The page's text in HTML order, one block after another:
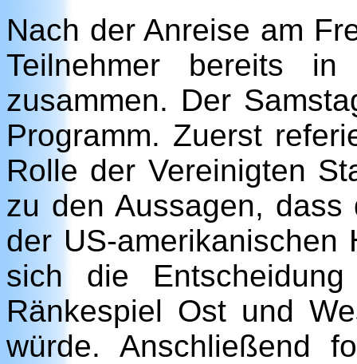
Nach der Anreise am
Teilnehmer bereits in
zusammen. Der
Programm. Zuerst
Rolle der Vereinigten
zu den Aussagen,
der US-
sich die
Ränkespiel Ost und
würde. Anschließend